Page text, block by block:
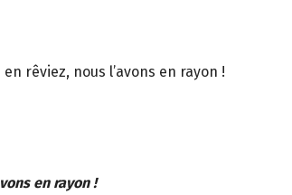
rêviez, nous l’avons en rayon !
en rayon !